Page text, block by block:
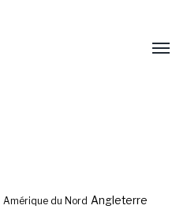
Amérique du Nord Angleterre